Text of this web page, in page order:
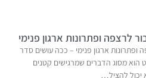
לרצפה ופתרונות ארגון פנימי
ופתרונות ארגון פנימי – ככה עושים סדר
הוא מסוג הדברים שמרגישים קטנים
יכול להציל…